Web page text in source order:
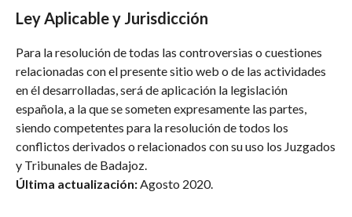
Ley Aplicable y Jurisdicción
Para la resolución de todas las controversias o cuestiones
relacionadas con el presente sitio web o de las actividades
en él desarrolladas, será de aplicación la legislación
española, a la que se someten expresamente las partes,
siendo competentes para la resolución de todos los
conflictos derivados o relacionados con su uso los Juzgados
y Tribunales de Badajoz.
Última actualización:Agosto 2020.